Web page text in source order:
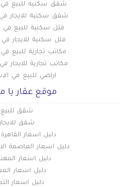
شقق سكنيه للبيع في
شقق سكنية للايجار في
فلل سكنية للبيع في
فلل سكنية للايجار في
مكاتب تجارية للبيع في
مكاتب تجارية للايجار
اراضي للبيع في
موقع عقار يا
شقق للبيع
شقق للايجار
دليل اسعار القاهرة
دليل اسعار العاصمة
دليل اسعار
دليل اسعار
دليل اسعار